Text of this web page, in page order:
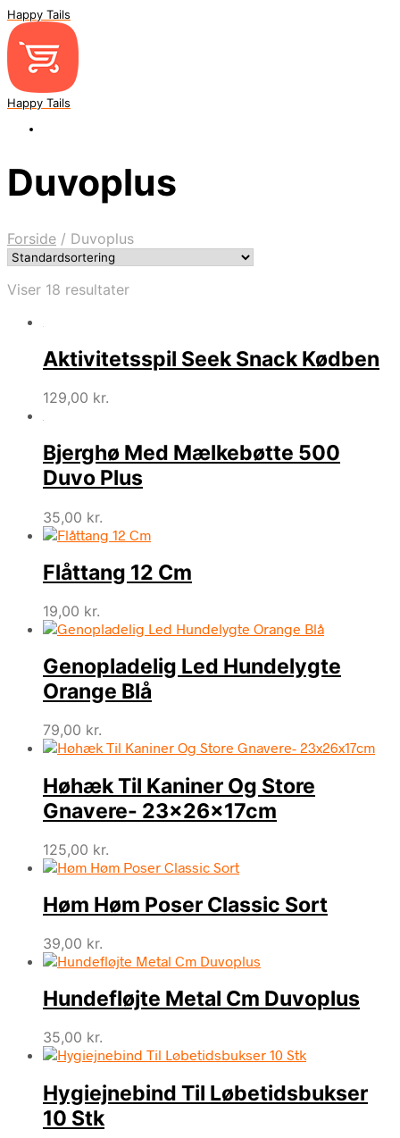
Happy Tails
Happy Tails
Duvoplus
Forside / Duvoplus
Viser 18 resultater
Aktivitetsspil Seek Snack Kødben
129,00 kr.
Bjerghø Med Mælkebøtte 500
Duvo Plus
35,00 kr.
Flåttang 12 Cm
19,00 kr.
Genopladelig Led Hundelygte
Orange Blå
79,00 kr.
Høhæk Til Kaniner Og Store
Gnavere- 23x26x17cm
125,00 kr.
Høm Høm Poser Classic Sort
39,00 kr.
Hundefløjte Metal Cm Duvoplus
35,00 kr.
Hygiejnebind Til Løbetidsbukser
10 Stk